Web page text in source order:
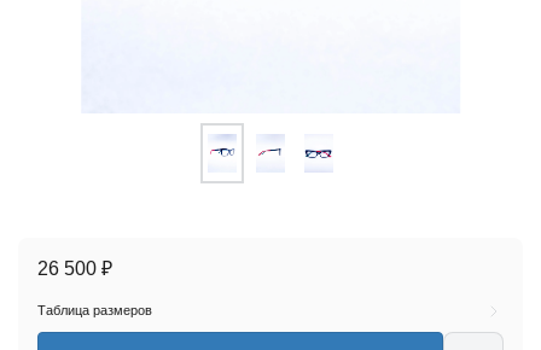
26 500 ₽
Таблица размеров